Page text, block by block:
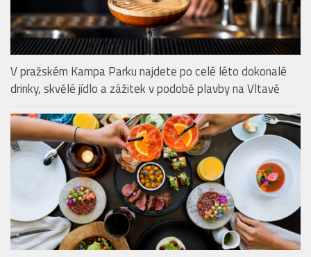
V pražském Kampa Parku najdete po celé léto dokonalé
drinky, skvělé jídlo a zážitek v podobě plavby na Vltavě